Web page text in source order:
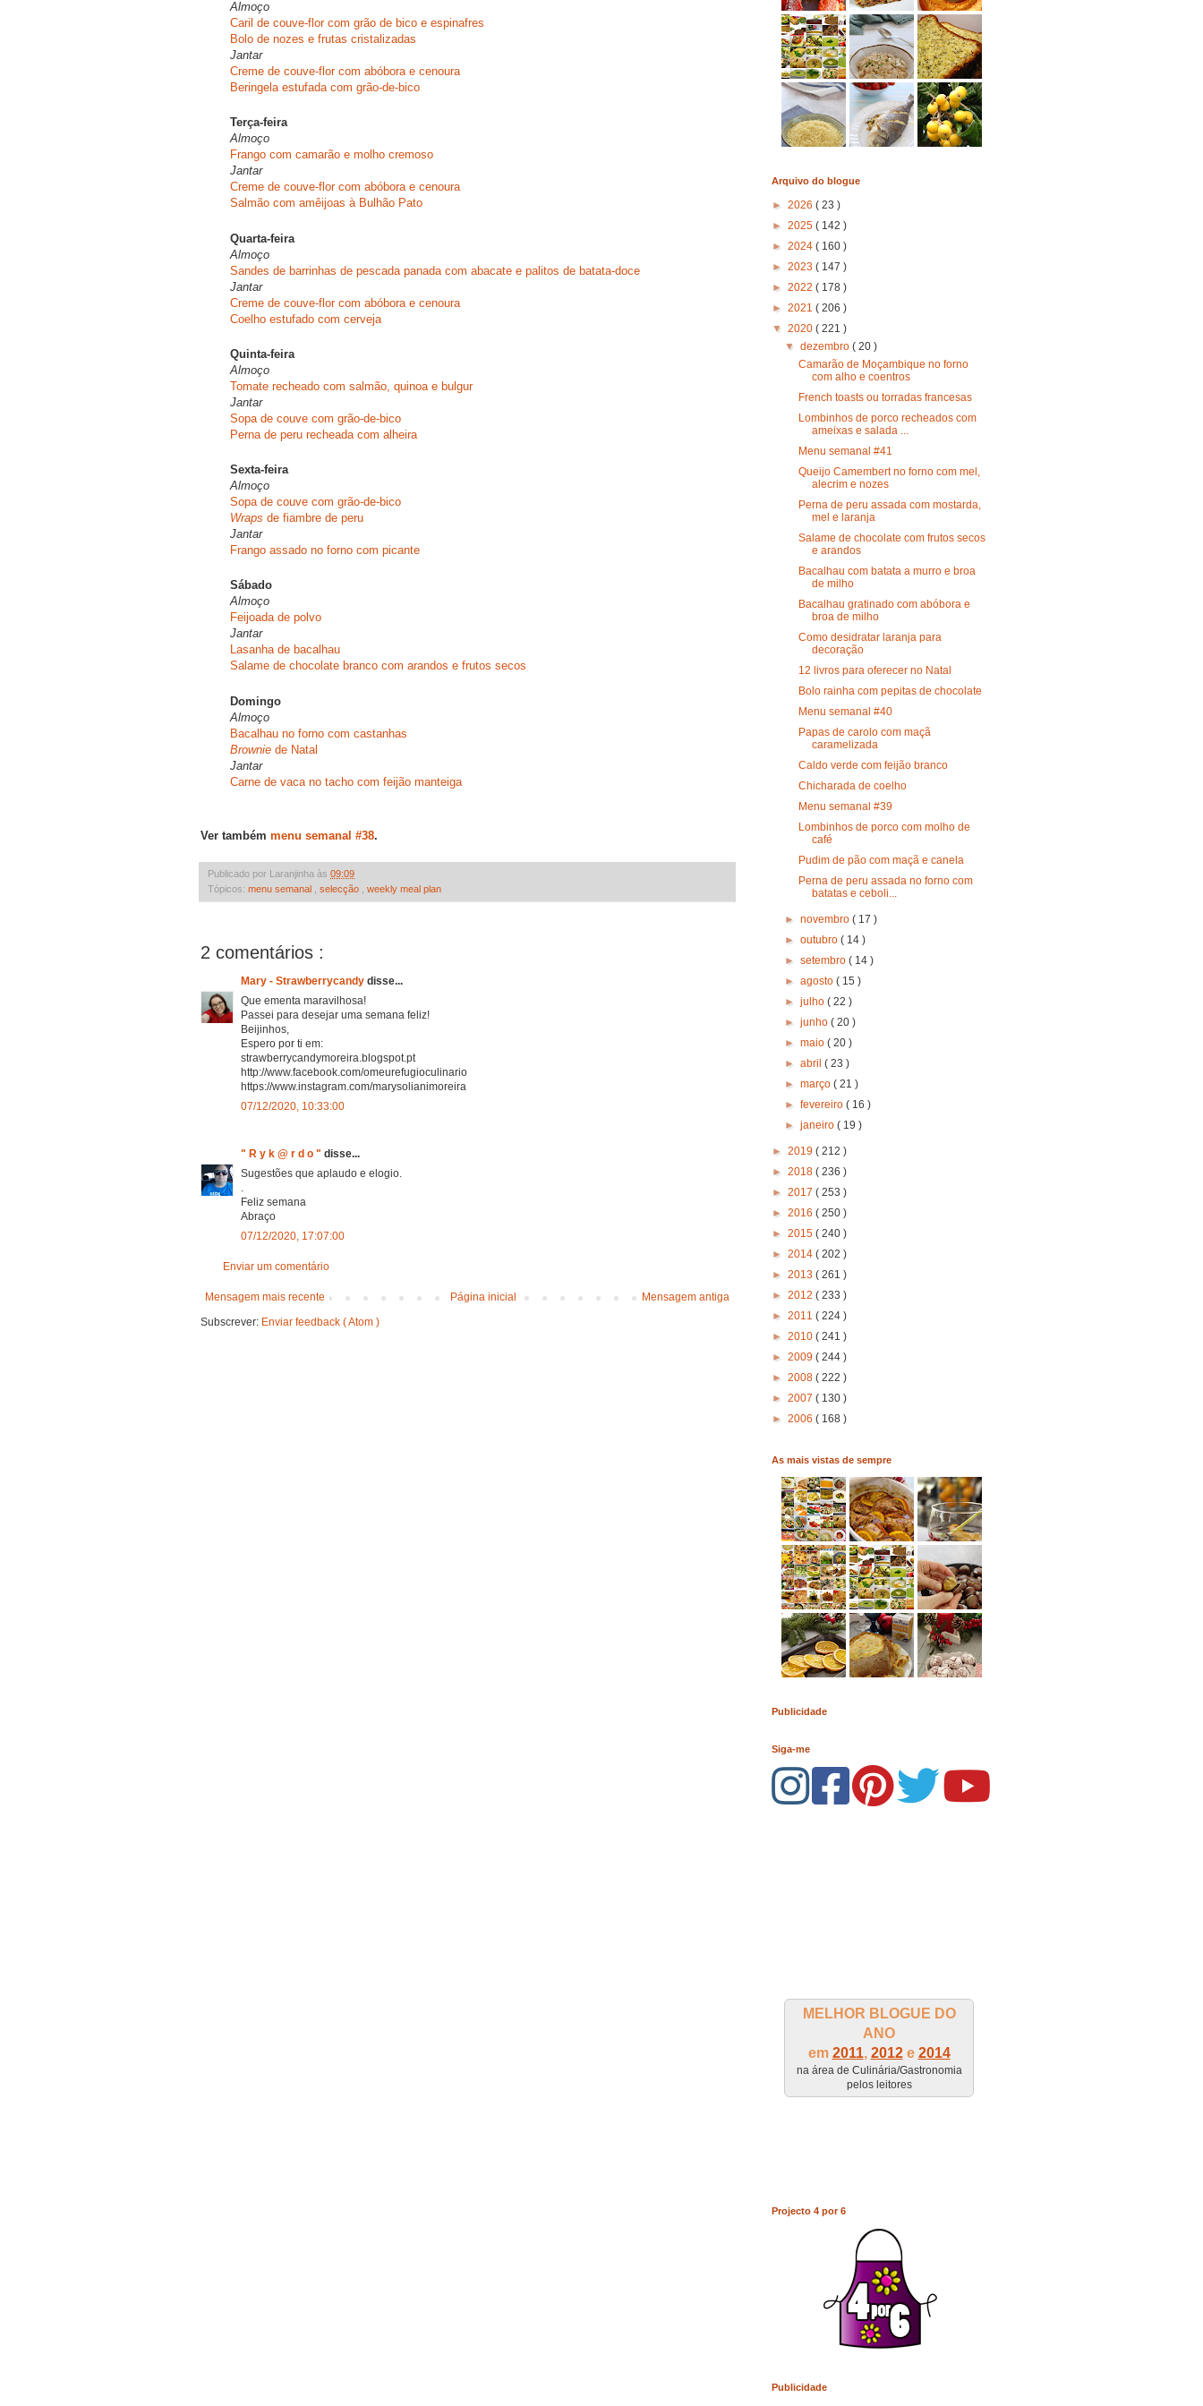
Almoço
Caril de couve-flor com grão de bico e espinafres
Bolo de nozes e frutas cristalizadas
Jantar
Creme de couve-flor com abóbora e cenoura
Beringela estufada com grão-de-bico
Terça-feira
Almoço
Frango com camarão e molho cremoso
Jantar
Creme de couve-flor com abóbora e cenoura
Salmão com amêijoas à Bulhão Pato
Quarta-feira
Almoço
Sandes de barrinhas de pescada panada com abacate e palitos de batata-doce
Jantar
Creme de couve-flor com abóbora e cenoura
Coelho estufado com cerveja
Quinta-feira
Almoço
Tomate recheado com salmão, quinoa e bulgur
Jantar
Sopa de couve com grão-de-bico
Perna de peru recheada com alheira
Sexta-feira
Almoço
Sopa de couve com grão-de-bico
Wraps de fiambre de peru
Jantar
Frango assado no forno com picante
Sábado
Almoço
Feijoada de polvo
Jantar
Lasanha de bacalhau
Salame de chocolate branco com arandos e frutos secos
Domingo
Almoço
Bacalhau no forno com castanhas
Brownie de Natal
Jantar
Carne de vaca no tacho com feijão manteiga
Ver também menu semanal #38.
Publicado por Laranjinha às 09:09
Tópicos: menu semanal selecção weekly meal plan
2 comentários :
Mary - Strawberrycandy disse...
Que ementa maravilhosa!
Passei para desejar uma semana feliz!
Beijinhos,
Espero por ti em:
strawberrycandymoreira.blogspot.pt
http://www.facebook.com/omeurefugioculinario
https://www.instagram.com/marysolianimoreira
07/12/2020, 10:33:00
" R y k @ r d o " disse...
Sugestões que aplaudo e elogio.
.
Feliz semana
Abraço
07/12/2020, 17:07:00
Enviar um comentário
Mensagem mais recente Mensagem antiga
Página inicial
Subscrever: Enviar feedback ( Atom )
Arquivo do blogue
► 2026 ( 23 )
► 2025 ( 142 )
► 2024 ( 160 )
► 2023 ( 147 )
► 2022 ( 178 )
► 2021 ( 206 )
▼ 2020 ( 221 )
▼dezembro( 20 )
Camarão de Moçambique no forno
com alho e coentros
French toasts ou torradas francesas
Lombinhos de porco recheados com
ameixas e salada ...
Menu semanal #41
Queijo Camembert no forno com mel,
alecrim e nozes
Perna de peru assada com mostarda,
mel e laranja
Salame de chocolate com frutos secos
e arandos
Bacalhau com batata a murro e broa
de milho
Bacalhau gratinado com abóbora e
broa de milho
Como desidratar laranja para
decoração
12 livros para oferecer no Natal
Bolo rainha com pepitas de chocolate
Menu semanal #40
Papas de carolo com maçã
caramelizada
Caldo verde com feijão branco
Chicharada de coelho
Menu semanal #39
Lombinhos de porco com molho de
café
Pudim de pão com maçã e canela
Perna de peru assada no forno com
batatas e ceboli...
►novembro( 17 )
►outubro( 14 )
►setembro( 14 )
►agosto( 15 )
►julho( 22 )
►junho( 20 )
►maio( 20 )
►abril( 23 )
►março( 21 )
►fevereiro( 16 )
►janeiro( 19 )
► 2019 ( 212 )
► 2018 ( 236 )
► 2017 ( 253 )
► 2016 ( 250 )
► 2015 ( 240 )
► 2014 ( 202 )
► 2013 ( 261 )
► 2012 ( 233 )
► 2011 ( 224 )
► 2010 ( 241 )
► 2009 ( 244 )
► 2008 ( 222 )
► 2007 ( 130 )
► 2006 ( 168 )
As mais vistas de sempre
Publicidade
Siga-me
MELHOR BLOGUE DO
ANO
em 2011, 2012e 2014
na área de Culinária/Gastronomia
pelos leitores
Projecto 4 por 6
Publicidade